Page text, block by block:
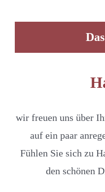
wir freuen uns über
auf ein paar
Fühlen Sie sich zu
den schönen